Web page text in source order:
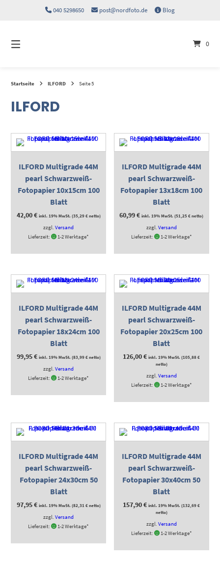
040 5298650 post@nordfoto.de Blog
0
Startseite ILFORD Seite 5
ILFORD
ILFORD Multigrade 44M
pearl Schwarzweiß-
Fotopapier 10x15cm 100
Blatt
42,00€ inkl. 19% MwSt. (35,29€netto)
zzgl.Versand
Lieferzeit:
1-2 Werktage*
ILFORD Multigrade 44M
pearl Schwarzweiß-
Fotopapier 13x18cm 100
Blatt
60,99€ inkl. 19% MwSt. (51,25€netto)
zzgl. Versand
Lieferzeit:
1-2 Werktage*
ILFORD Multigrade 44M
pearl Schwarzweiß-
Fotopapier 18x24cm 100
Blatt
99,95€ inkl. 19% MwSt. (83,99€netto)
zzgl.Versand
Lieferzeit:
1-2 Werktage*
ILFORD Multigrade 44M
pearl Schwarzweiß-
Fotopapier 20x25cm 100
Blatt
126,00€ inkl. 19% MwSt. (105,88€
netto)
zzgl. Versand
Lieferzeit:
1-2 Werktage*
ILFORD Multigrade 44M
pearl Schwarzweiß-
Fotopapier 24x30cm 50
Blatt
97,95€ inkl. 19% MwSt. (82,31 €netto)
zzgl.Versand
Lieferzeit:
1-2 Werktage*
ILFORD Multigrade 44M
pearl Schwarzweiß-
Fotopapier 30x40cm 50
Blatt
157,90€ inkl. 19% MwSt. (132,69€
netto)
zzgl. Versand
Lieferzeit:
1-2 Werktage*